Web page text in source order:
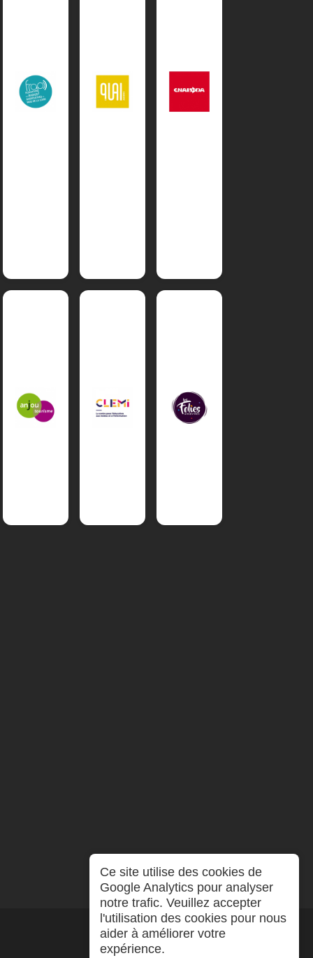
Ce site utilise des cookies de
Google Analytics pour analyser
notre trafic. Veuillez accepter
l'utilisation des cookies pour nous
aider à améliorer votre
expérience.